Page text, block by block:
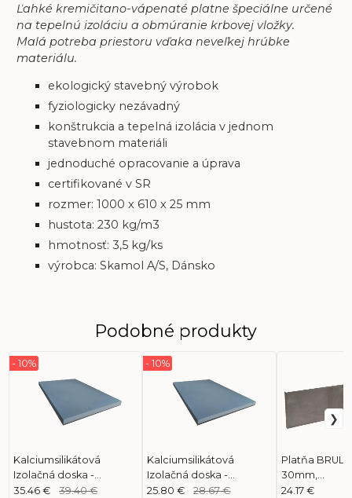
Ľahké kremičitano-vápenaté platne špeciálne určené
na tepelnú izoláciu a obmúranie krbovej vložky.
Malá potreba priestoru vďaka neveľkej hrúbke
materiálu.
ekologický stavebný výrobok
fyziologicky nezávadný
konštrukcia a tepelná izolácia v jednom
stavebnom materiáli
jednoduché opracovanie a úprava
certifikované v SR
rozmer: 1000 x 610 x 25 mm
hustota: 230 kg/m3
hmotnosť: 3,5 kg/ks
výrobca: Skamol A/S, Dánsko
Podobné produkty
Kalciumsilikátová
Izolačná doska -
Skamotec 225
- 10%
35.46 € 39.40 €
Kalciumsilikátová
Izolačná doska -
Skamotec 225
- 10%
25.80 € 28.67 €
Platňa
30mm,
Š1000/V250/
24.17 €